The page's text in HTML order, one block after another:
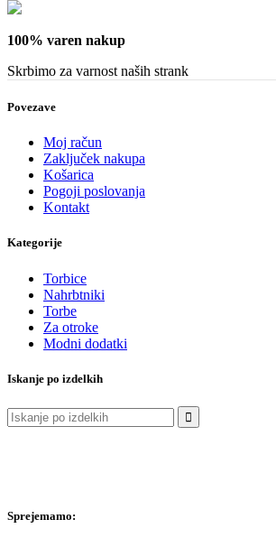
100% varen nakup
Skrbimo za varnost naših strank
Povezave
Moj račun
Zaključek nakupa
Košarica
Pogoji poslovanja
Kontakt
Kategorije
Torbice
Nahrbtniki
Torbe
Za otroke
Modni dodatki
Iskanje po izdelkih
Išči:
Sprejemamo: